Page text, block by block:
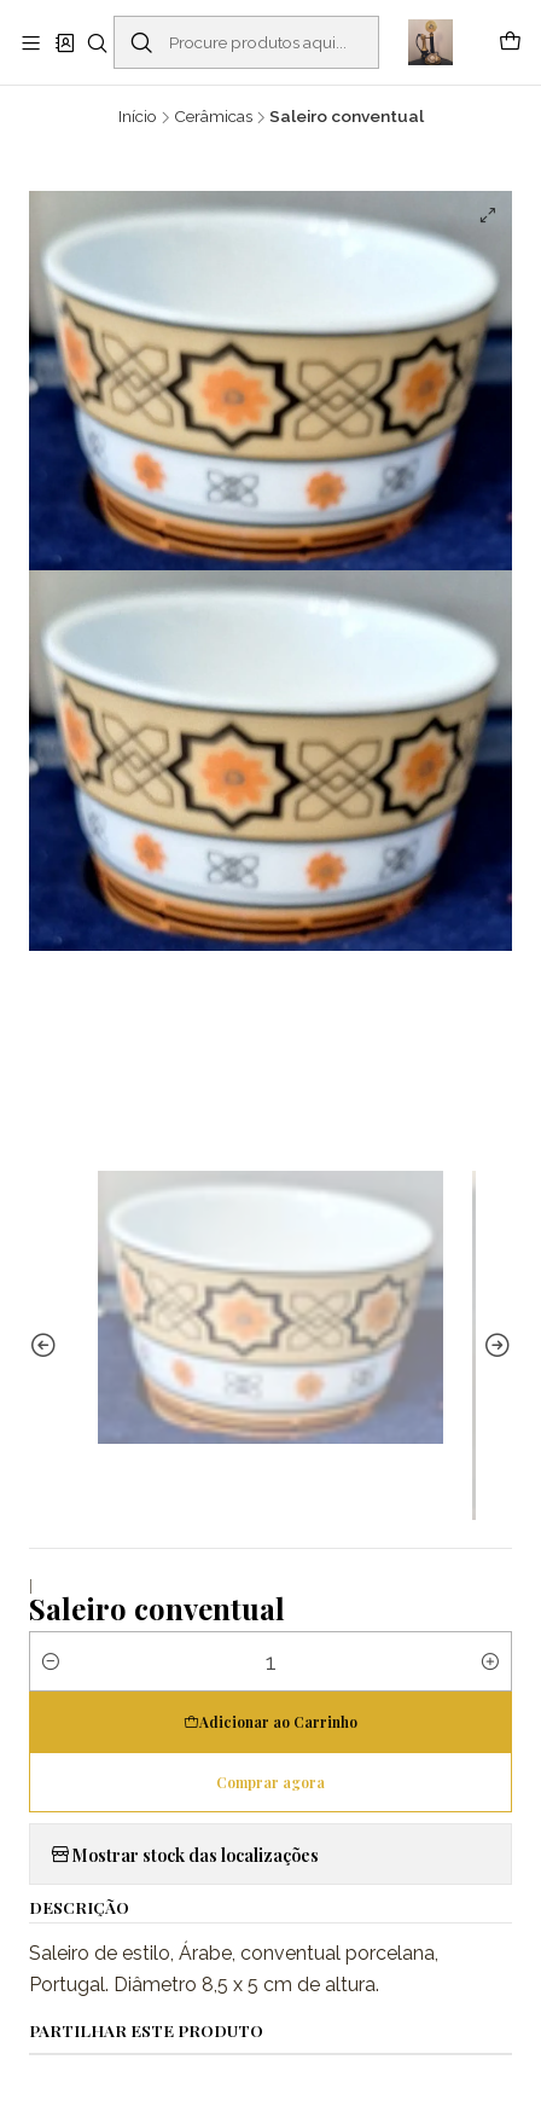
Buscantiguidades - Leilões. Colecionismo e antiguidades em Viana do
Castelo -
Ler mais
Início Cerâmicas Saleiro conventual
|
Saleiro conventual
Quantidade
Adicionar ao Carrinho
Comprar agora
Mostrar stock das localizações
DESCRIÇÃO
Saleiro de estilo, Árabe, conventual porcelana,
Portugal. Diâmetro 8,5 x 5 cm de altura.
PARTILHAR ESTE PRODUTO